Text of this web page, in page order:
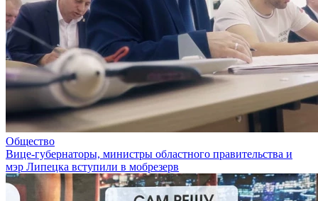
Общество
Вице-губернаторы, министры областного правительства и
мэр Липецка вступили в мобрезерв